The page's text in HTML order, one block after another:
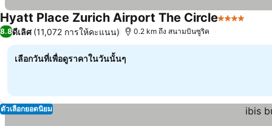
Hyatt Place Zurich Airport The Circle4 ดาว
8.8ดีเลิศ (11,072 การให้คะแนน) 0.2 km ถึง สนามบินซูริค
เลือกวันที่เพื่อดูราคาในวันนั้นๆ
ตัวเลือกยอดนิยม